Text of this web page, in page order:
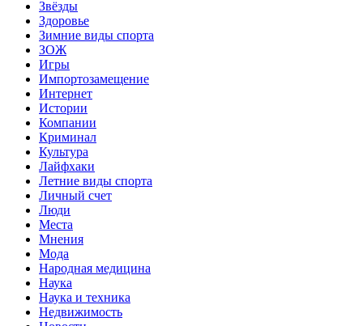
Звёзды
Здоровье
Зимние виды спорта
ЗОЖ
Игры
Импортозамещение
Интернет
Истории
Компании
Криминал
Культура
Лайфхаки
Летние виды спорта
Личный счет
Люди
Места
Мнения
Мода
Народная медицина
Наука
Наука и техника
Недвижимость